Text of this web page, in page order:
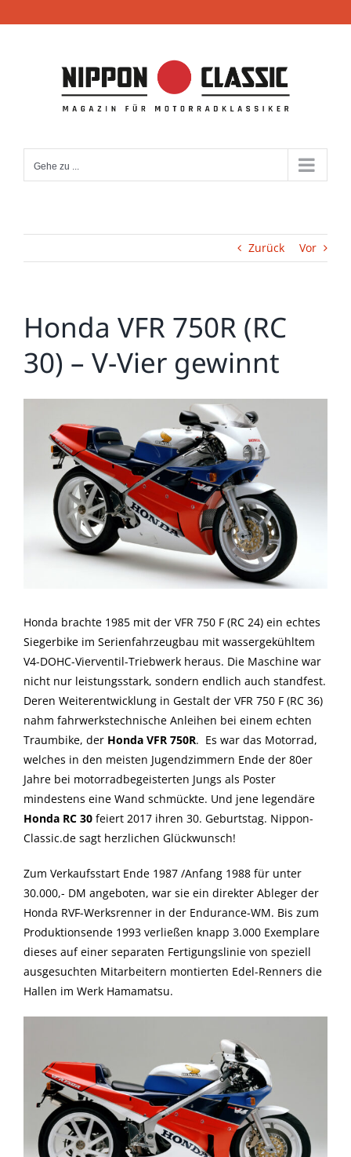
Inhalt
Gehe zu ...
Zurück Vor
Honda VFR 750R (RC
30) – V-Vier gewinnt
grösseres
Honda brachte 1985 mit der VFR 750 F (RC 24) ein echtes
Siegerbike im Serienfahrzeugbau mit wassergekühltem
V4-DOHC-Vierventil-Triebwerk heraus. Die Maschine war
nicht nur leistungsstark, sondern endlich auch standfest.
Deren Weiterentwicklung in Gestalt der VFR 750 F (RC 36)
nahm fahrwerkstechnische Anleihen bei einem echten
Traumbike, der Honda VFR 750R. Es war das Motorrad,
welches in den meisten Jugendzimmern Ende der 80er
Jahre bei motorradbegeisterten Jungs als Poster
mindestens eine Wand schmückte. Und jene legendäre
Honda RC 30 feiert 2017 ihren 30. Geburtstag. Nippon-
Classic.de sagt herzlichen Glückwunsch!
Zum Verkaufsstart Ende 1987 /Anfang 1988 für unter
30.000,- DM angeboten, war sie ein direkter Ableger der
Honda RVF-Werksrenner in der Endurance-WM. Bis zum
Produktionsende 1993 verließen knapp 3.000 Exemplare
dieses auf einer separaten Fertigungslinie von speziell
ausgesuchten Mitarbeitern montierten Edel-Renners die
Hallen im Werk Hamamatsu.